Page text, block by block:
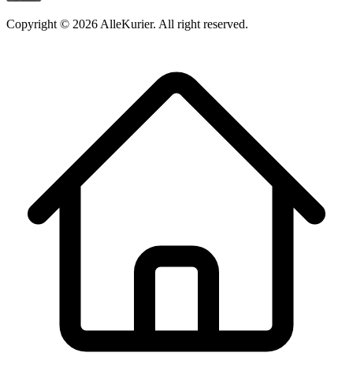
Copyright © 2026 AlleKurier. All right reserved.